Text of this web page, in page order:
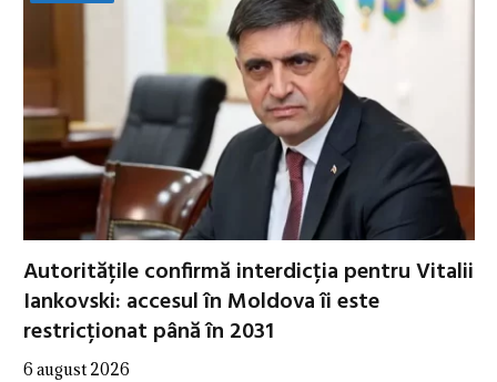
Autoritățile confirmă interdicția pentru Vitalii
Iankovski: accesul în Moldova îi este
restricționat până în 2031
6 august 2026